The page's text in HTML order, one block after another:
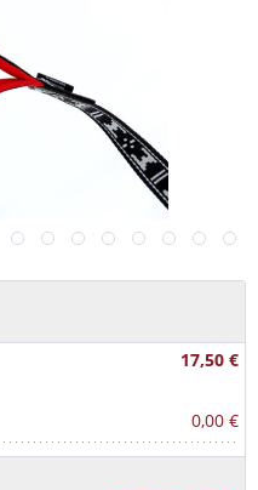
17,50 €
0,00 €